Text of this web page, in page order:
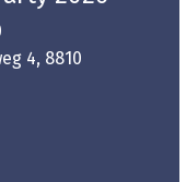
4, 8810